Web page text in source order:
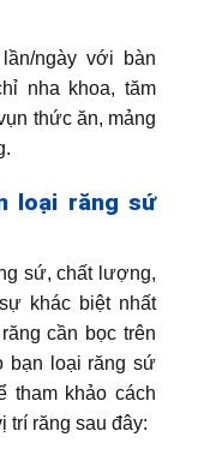
ngày với bàn
nha khoa, tăm
thức ăn, mảng
loại răng sứ
sứ, chất lượng,
khác biệt nhất
cần bọc trên
bạn loại răng sứ
tham khảo cách
trí răng sau đây: